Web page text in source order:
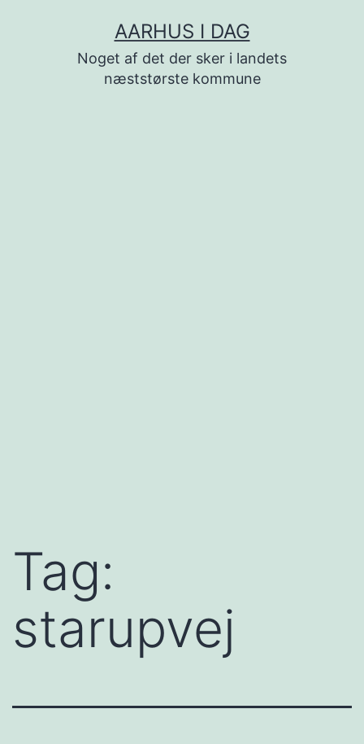
AARHUS I DAG
Noget af det der sker i landets
næststørste kommune
Tag:
starupvej